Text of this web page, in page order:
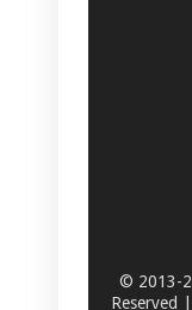
© 2013-
Reserved |